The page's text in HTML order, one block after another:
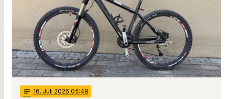
notes 16. Juli 2026 05:48